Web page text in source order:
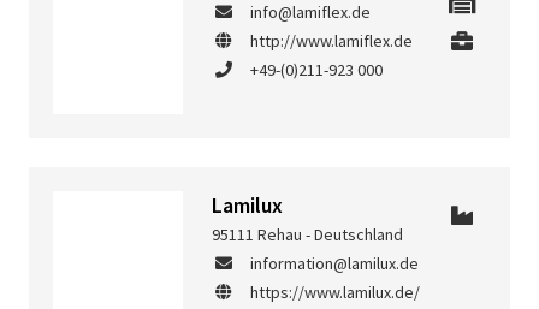
info@lamiflex.de
http://www.lamiflex.de
+49-(0)211-923 000
Lamilux
95111 Rehau - Deutschland
information@lamilux.de
https://www.lamilux.de/